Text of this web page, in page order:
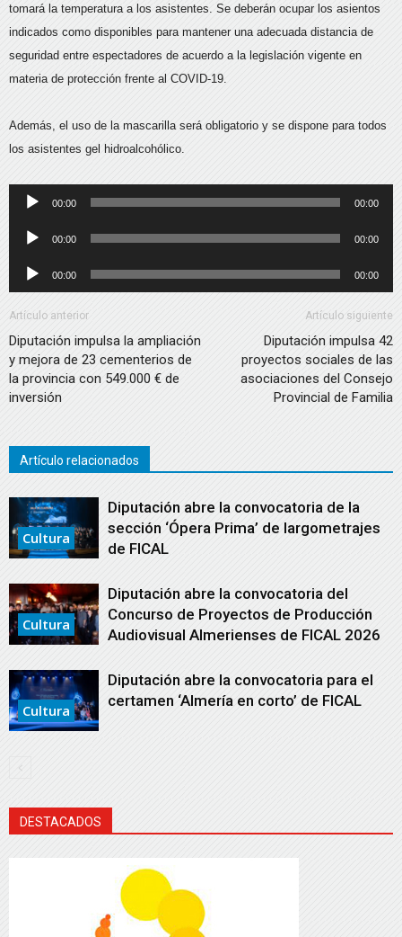
tomará la temperatura a los asistentes. Se deberán ocupar los asientos
indicados como disponibles para mantener una adecuada distancia de
seguridad entre espectadores de acuerdo a la legislación vigente en
materia de protección frente al COVID-19.
Además, el uso de la mascarilla será obligatorio y se dispone para todos
los asistentes gel hidroalcohólico.
Reproductor
audio
00:00 00:00
Reproductor
audio
00:00 00:00
Reproductor
de
audio
00:00 00:00
Artículo anterior
Diputación impulsa la ampliación
y mejora de 23 cementerios de
la provincia con 549.000 € de
inversión
Artículo siguiente
Diputación impulsa 42
proyectos sociales de las
asociaciones del Consejo
Provincial de Familia
Artículo relacionados
Cultura
Diputación abre la convocatoria de la
sección ‘Ópera Prima’ de largometrajes
de FICAL
Cultura
Diputación abre la convocatoria del
Concurso de Proyectos de Producción
Audiovisual Almerienses de FICAL 2026
Cultura
Diputación abre la convocatoria para el
certamen ‘Almería en corto’ de FICAL
DESTACADOS